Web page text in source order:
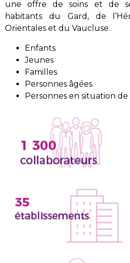
une offre de soins et de
habitants du Gard, de
Orientales et du Vaucluse.
Enfants
Jeunes
Familles
Personnes âgées
Personnes en situation de